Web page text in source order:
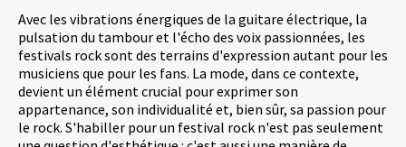
Avec les vibrations énergiques de la guitare électrique, la
pulsation du tambour et l'écho des voix passionnées, les
festivals rock sont des terrains d'expression autant pour les
musiciens que pour les fans. La mode, dans ce contexte,
devient un élément crucial pour exprimer son
appartenance, son individualité et, bien sûr, sa passion pour
le rock. S'habiller pour un festival rock n'est pas seulement